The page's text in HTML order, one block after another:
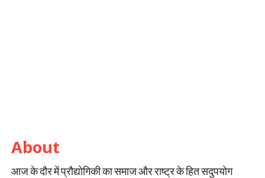
About
आज के दौर में प्रौद्योगिकी का समाज और राष्ट्र के हित सदुपयोग